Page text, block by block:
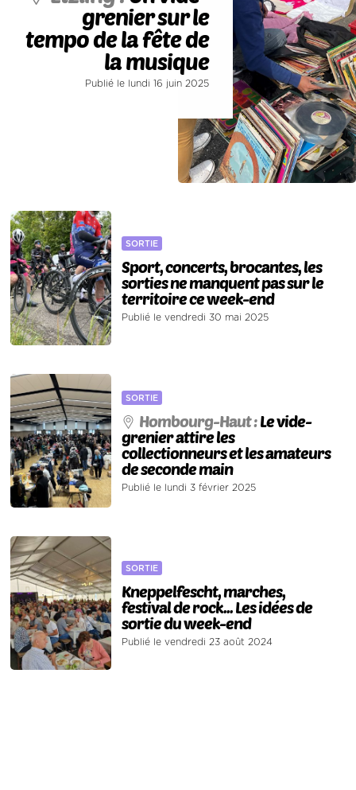
grenier sur le
tempo de la fête de
la musique
Publié le lundi 16 juin 2025
SORTIE
Sport, concerts, brocantes, les
sorties ne manquent pas sur le
territoire ce week-end
Publié le vendredi 30 mai 2025
SORTIE
Hombourg-Haut :Le vide-
grenier attire les
collectionneurs et les amateurs
de seconde main
Publié le lundi 3 février 2025
SORTIE
Kneppelfescht, marches,
festival de rock... Les idées de
sortie du week-end
Publié le vendredi 23 août 2024